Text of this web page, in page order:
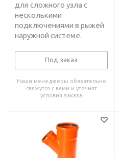
для сложного узла с
несколькими
подключениями в рыжей
наружной системе.
Под заказ
Наши менеджеры обязательно
свяжутся с вами и уточнят
условия заказа